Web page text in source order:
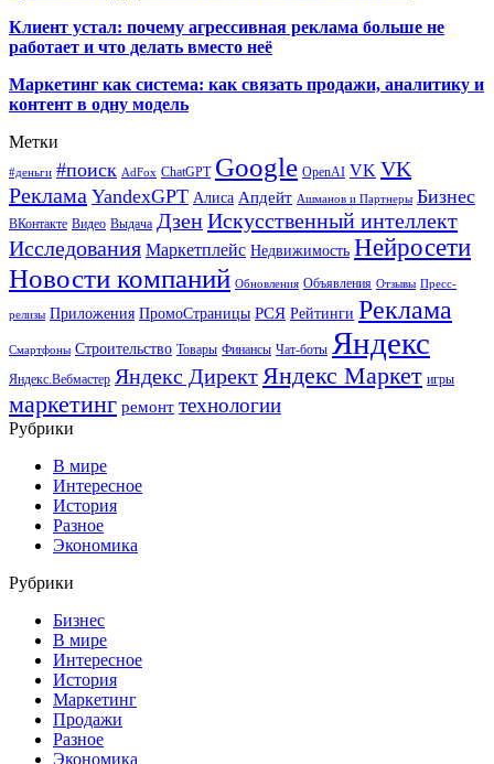
Клиент устал: почему агрессивная реклама больше не
работает и что делать вместо неё
Маркетинг как система: как связать продажи, аналитику и
контент в одну модель
Метки
#деньги #поиск AdFox ChatGPT Google OpenAI VK VK
Реклама YandexGPT Алиса Апдейт Ашманов и Партнеры Бизнес
ВКонтакте Видео Выдача ДзенИскусственный интеллект
Исследования Маркетплейс Недвижимость Нейросети
Новости компаний Обновления Объявления Отзывы Пресс-
релизы Приложения ПромоСтраницы РСЯ Рейтинги Реклама
Смартфоны Строительство Товары Финансы Чат-боты Яндекс
Яндекс.Вебмастер Яндекс Директ Яндекс Маркет игры
маркетинг ремонт технологии
Рубрики
В мире
Интересное
История
Разное
Экономика
Рубрики
Бизнес
В мире
Интересное
История
Маркетинг
Продажи
Разное
Экономика